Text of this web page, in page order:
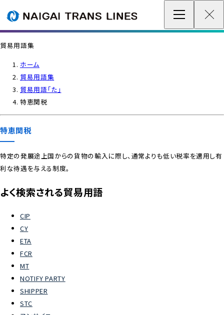
サステナビリティ
ENGLISH
企業情報 / グローバルネットワーク
各種情報
最新情報
貿易用語集
ホーム
貿易用語集
貿易用語「た」
特恵関税
特恵関税
特定の発展途上国からの貨物の輸入に際し、通常よりも低い税率を適用し有
利な待遇を与える制度。
よく検索される貿易用語
CIP
CY
ETA
FCR
MT
NOTIFY PARTY
SHIPPER
STC